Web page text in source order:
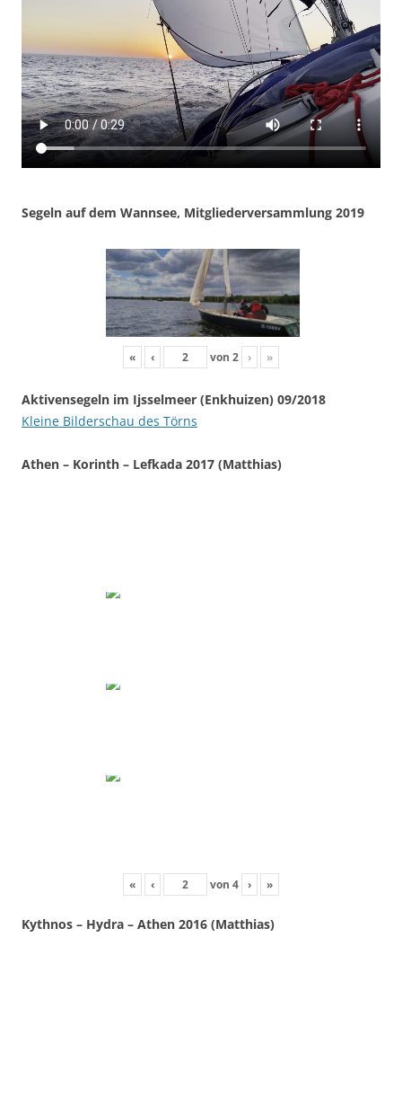
Segeln auf dem Wannsee, Mitgliederversammlung 2019
« ‹ von 2 › »
Aktivensegeln im Ijsselmeer (Enkhuizen) 09/2018
Kleine Bilderschau des Törns
Athen – Korinth – Lefkada 2017 (Matthias)
« ‹ von 4 › »
Kythnos – Hydra – Athen 2016 (Matthias)